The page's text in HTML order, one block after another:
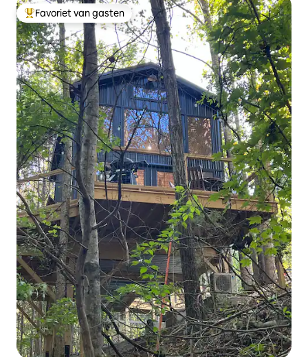
Topfavoriet van gasten
Favoriet van gasten